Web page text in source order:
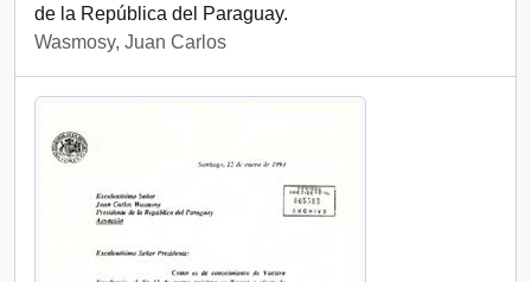
de la República del Paraguay.
Wasmosy, Juan Carlos